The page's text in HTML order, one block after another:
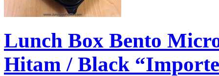
Lunch Box Bento
Hitam / Black